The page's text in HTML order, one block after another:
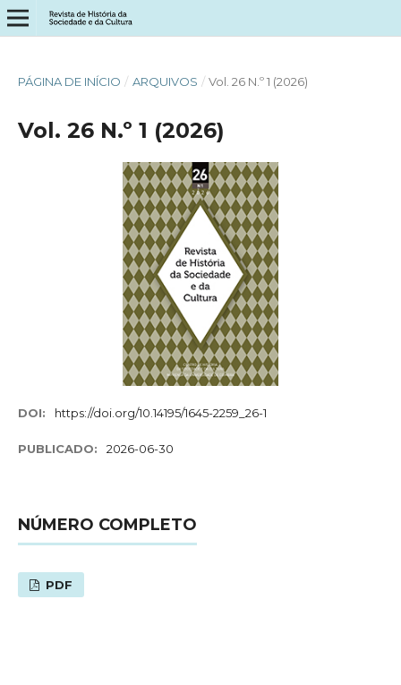
PÁGINA DE INÍCIO / ARQUIVOS / Vol. 26 N.º 1 (2026)
Vol. 26 N.º 1 (2026)
DOI: https://doi.org/10.14195/1645-2259_26-1
PUBLICADO: 2026-06-30
NÚMERO COMPLETO
PDF